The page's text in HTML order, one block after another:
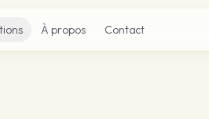
À propos Contact